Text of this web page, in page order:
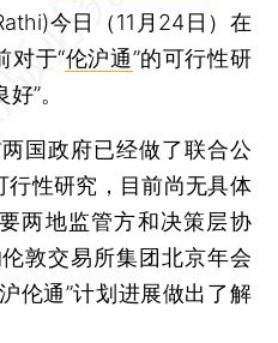
今日（11月24日）在
对于“伦沪通”的可行性研
”。
两国政府已经做了联合公
性研究，目前尚无具体
两地监管方和决策层协
敦交易所集团北京年会
伦通”计划进展做出了解